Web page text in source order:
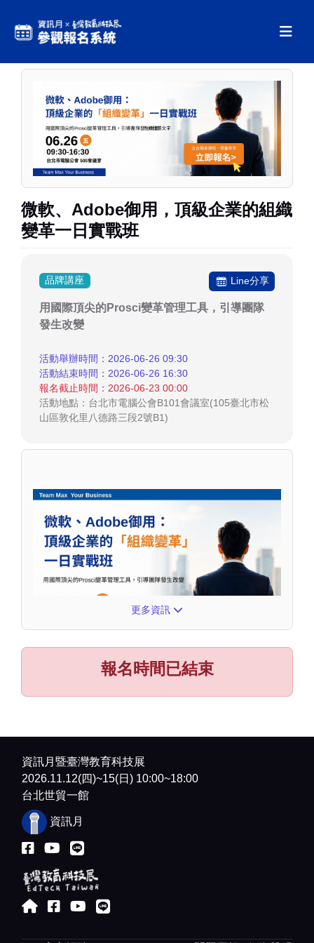
微軟、Adobe御用，頂級企業的組織
變革一日實戰班
品牌講座 Line分享
用國際頂尖的Prosci變革管理工具，引導團隊
發生改變
活動舉辦時間：2026-06-26 09:30
活動結束時間：2026-06-26 16:30
報名截止時間：2026-06-23 00:00
活動地點：台北市電腦公會B101會議室(105臺北市松
山區敦化里八德路三段2號B1)
更多資訊
報名時間已結束
資訊月暨臺灣教育科技展
2026.11.12(四)~15(日) 10:00~18:00
台北世貿一館
資訊月